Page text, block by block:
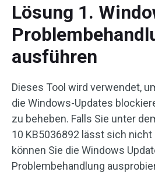
Lösung 1.
ausführen
Dieses Tool wird verwendet,
die Windows-Updates
zu beheben. Falls Sie unter
10 KB5036892 lässt sich nicht
können Sie die Windows
Problembehandlung